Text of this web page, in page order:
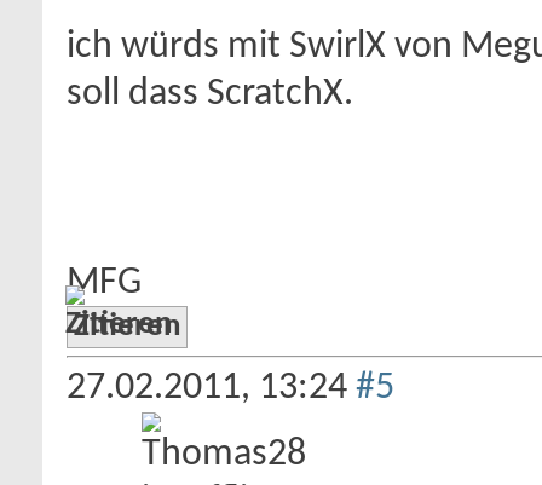
ich würds mit SwirlX von
soll dass ScratchX.
MFG
Zitieren
27.02.2011, 13:24 #5